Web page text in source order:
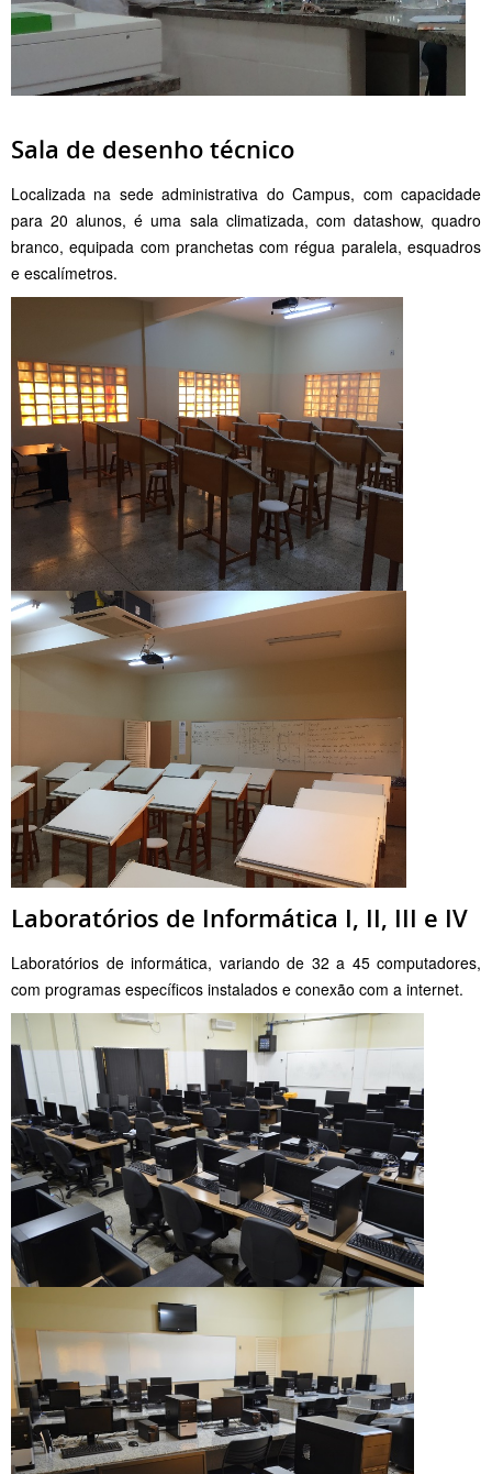
Sala de desenho técnico
Localizada na sede administrativa do Campus, com capacidade
para 20 alunos, é uma sala climatizada, com datashow, quadro
branco, equipada com pranchetas com régua paralela, esquadros
e escalímetros.
Laboratórios de Informática I, II, III e IV
Laboratórios de informática, variando de 32 a 45 computadores,
com programas específicos instalados e conexão com a internet.